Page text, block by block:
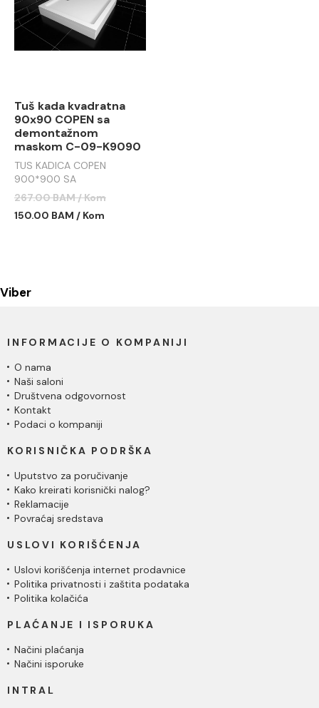
Tuš kada kvadratna
90x90 COPEN sa
demontažnom
maskom C-09-K9090
TUS KADICA COPEN
900*900 SA
DEMONTAŽNOM MASKOM
C-09-K9090
267.00 BAM / Kom
150.00 BAM / Kom
Viber
INFORMACIJE O KOMPANIJI
O nama
Naši saloni
Društvena odgovornost
Kontakt
Podaci o kompaniji
KORISNIČKA PODRŠKA
Uputstvo za poručivanje
Kako kreirati korisnički nalog?
Reklamacije
Povraćaj sredstava
USLOVI KORIŠĆENJA
Uslovi korišćenja internet prodavnice
Politika privatnosti i zaštita podataka
Politika kolačića
PLAĆANJE I ISPORUKA
Načini plaćanja
Načini isporuke
INTRAL